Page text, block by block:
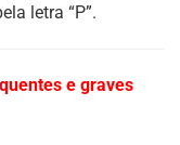
letra “P”.
e graves